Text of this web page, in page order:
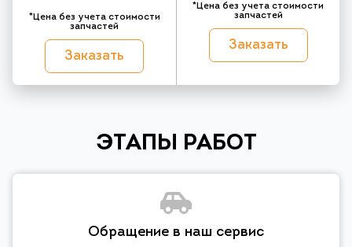
*Цена без учета стоимости
запчастей
Заказать
*Цена без учета стоимости
запчастей
Заказать
ЭТАПЫ РАБОТ
Обращение в наш сервис